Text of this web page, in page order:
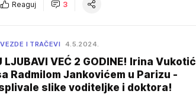
Reaguj 3
I TRAČEVI 4.5.2024.
LJUBAVI VEĆ 2 GODINE! Irina Vukotić
Radmilom Jankovićem u Parizu -
slike voditeljke i doktora!